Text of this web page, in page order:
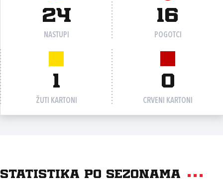
24
NASTUPI
16
POGOTCI
1
ŽUTI KARTONI
0
CRVENI KARTONI
Statistika po sezonama